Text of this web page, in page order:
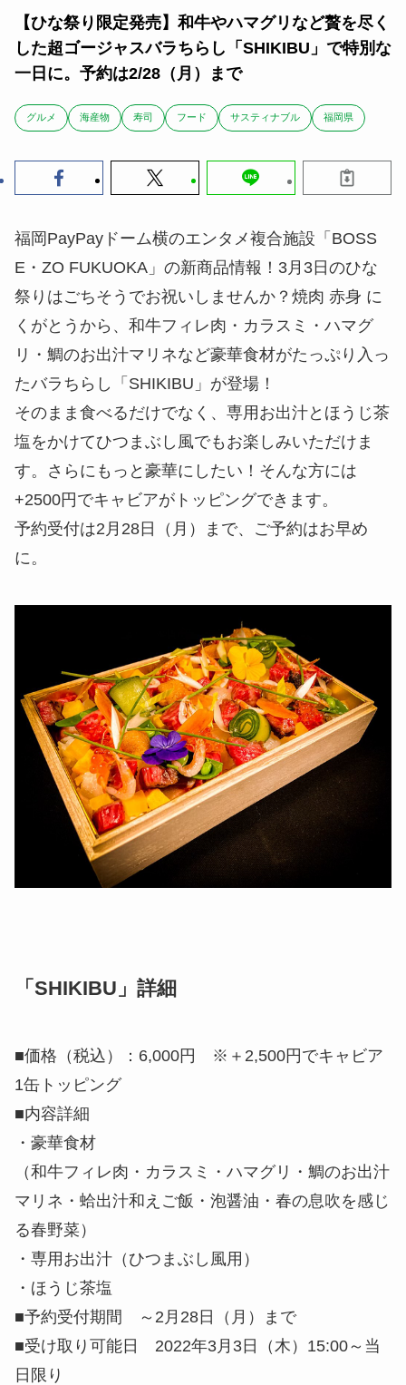
【ひな祭り限定発売】和牛やハマグリなど贅を尽く
した超ゴージャスバラちらし「SHIKIBU」で特別な
一日に。予約は2/28（月）まで
グルメ 海産物 寿司 フード サスティナブル 福岡県
福岡PayPayドーム横のエンタメ複合施設「BOSS
E・ZO FUKUOKA」の新商品情報！3月3日のひな
祭りはごちそうでお祝いしませんか？焼肉 赤身 に
くがとうから、和牛フィレ肉・カラスミ・ハマグ
リ・鯛のお出汁マリネなど豪華食材がたっぷり入っ
たバラちらし「SHIKIBU」が登場！
そのまま食べるだけでなく、専用お出汁とほうじ茶
塩をかけてひつまぶし風でもお楽しみいただけま
す。さらにもっと豪華にしたい！そんな方には
+2500円でキャビアがトッピングできます。
予約受付は2月28日（月）まで、ご予約はお早め
に。
「SHIKIBU」詳細
■価格（税込）：6,000円 ※＋2,500円でキャビア
1缶トッピング
■内容詳細
・豪華食材
（和牛フィレ肉・カラスミ・ハマグリ・鯛のお出汁
マリネ・蛤出汁和えご飯・泡醤油・春の息吹を感じ
る春野菜）
・専用お出汁（ひつまぶし風用）
・ほうじ茶塩
■予約受付期間 ～2月28日（月）まで
■受け取り可能日 2022年3月3日（木）15:00～当
日限り